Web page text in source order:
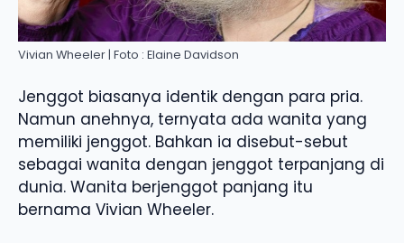
Vivian Wheeler | Foto : Elaine Davidson
Jenggot biasanya identik dengan para pria.
Namun anehnya, ternyata ada wanita yang
memiliki jenggot. Bahkan ia disebut-sebut
sebagai wanita dengan jenggot terpanjang di
dunia. Wanita berjenggot panjang itu
bernama Vivian Wheeler.